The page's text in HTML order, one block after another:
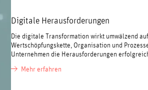
Digitale Herausforderungen
Die digitale Transformation wirkt umwälzend
Wertschöpfungskette, Organisation und
Unternehmen die Herausforderungen
Mehr erfahren